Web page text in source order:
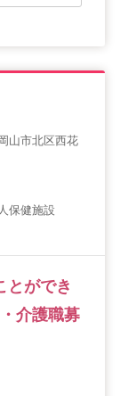
山市北区西花
保健施設
とができ
介護職募